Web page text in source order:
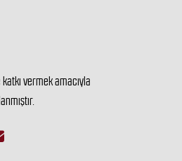
vermek amacıyla